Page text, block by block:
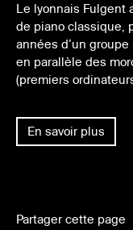
Le lyonnais Fulgent
de piano classique,
années d’un
en parallèle des
(premiers
En savoir plus
Partager cette page